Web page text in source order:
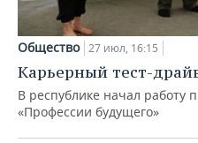
Общество 27 июл, 16:15
Карьерный тест-
В республике начал
«Профессии будущего»